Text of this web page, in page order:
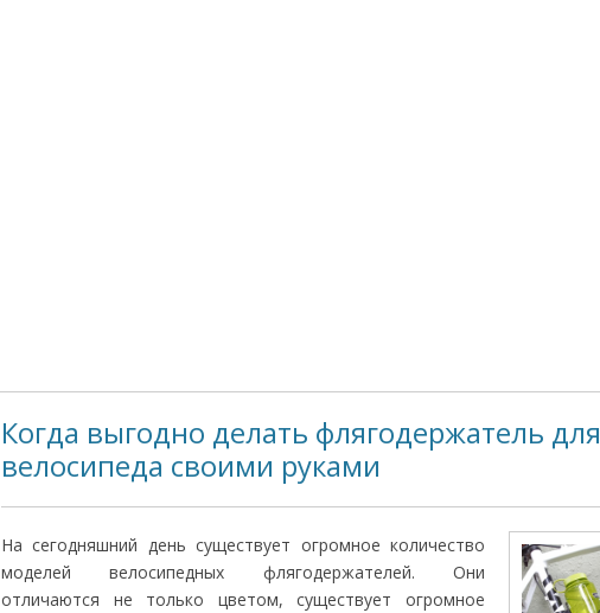
Когда выгодно делать флягодержатель для
велосипеда своими руками
На сегодняшний день существует огромное количество
моделей велосипедных флягодержателей. Они
отличаются не только цветом, существует огромное